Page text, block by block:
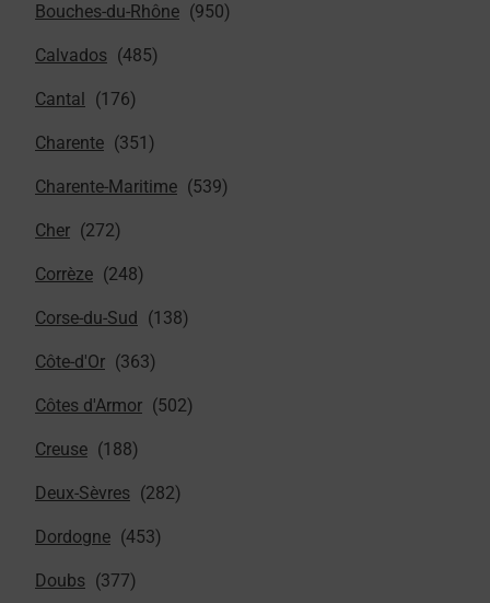
Bouches-du-Rhône
Calvados
Cantal
Charente
Charente-Maritime
Cher
Corrèze
Corse-du-Sud
Côte-d'Or
Côtes d'Armor
Creuse
Deux-Sèvres
Dordogne
Doubs